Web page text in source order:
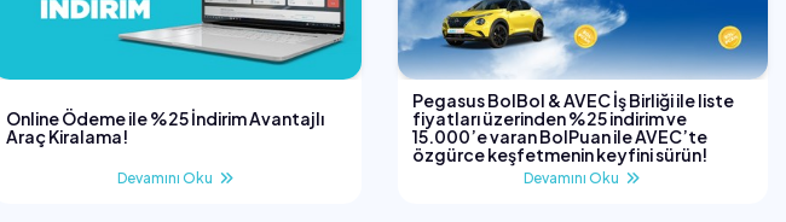
Online Ödeme ile %25 İndirim Avantajlı
Araç Kiralama!
Devamını Oku
Pegasus BolBol & AVEC İş Birliği ile liste
fiyatları üzerinden %25 indirim ve
15.000’e varan BolPuan ile AVEC’te
özgürce keşfetmenin keyfini sürün!
Devamını Oku